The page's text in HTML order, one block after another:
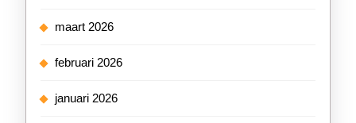
maart 2026
februari 2026
januari 2026